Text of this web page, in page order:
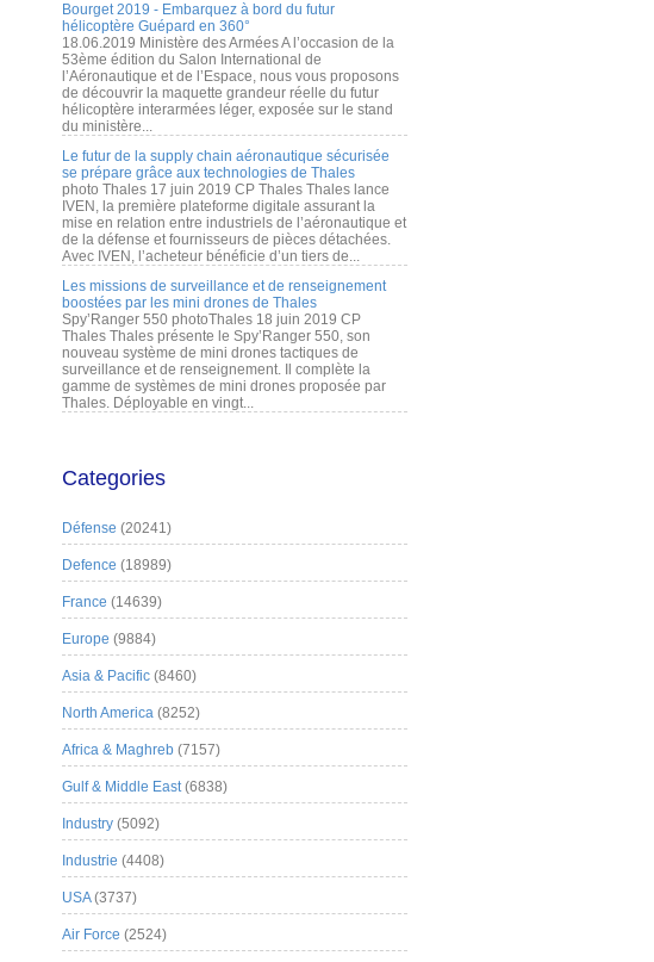
Bourget 2019 - Embarquez à bord du futur
hélicoptère Guépard en 360°
18.06.2019 Ministère des Armées A l’occasion de la
53ème édition du Salon International de
l’Aéronautique et de l’Espace, nous vous proposons
de découvrir la maquette grandeur réelle du futur
hélicoptère interarmées léger, exposée sur le stand
du ministère...
Le futur de la supply chain aéronautique sécurisée
se prépare grâce aux technologies de Thales
photo Thales 17 juin 2019 CP Thales Thales lance
IVEN, la première plateforme digitale assurant la
mise en relation entre industriels de l’aéronautique et
de la défense et fournisseurs de pièces détachées.
Avec IVEN, l’acheteur bénéficie d’un tiers de...
Les missions de surveillance et de renseignement
boostées par les mini drones de Thales
Spy’Ranger 550 photoThales 18 juin 2019 CP
Thales Thales présente le Spy’Ranger 550, son
nouveau système de mini drones tactiques de
surveillance et de renseignement. Il complète la
gamme de systèmes de mini drones proposée par
Thales. Déployable en vingt...
Categories
Défense (20241)
Defence (18989)
France (14639)
Europe (9884)
Asia & Pacific (8460)
North America (8252)
Africa & Maghreb (7157)
Gulf & Middle East(6838)
Industry (5092)
Industrie (4408)
USA(3737)
Air Force (2524)